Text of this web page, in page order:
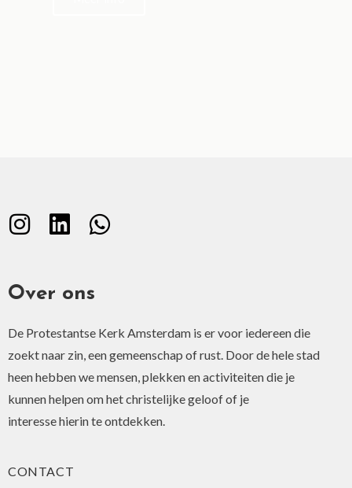
Over ons
De Protestantse Kerk Amsterdam is er voor iedereen die
zoekt naar zin, een gemeenschap of rust. Door de hele stad
heen hebben we mensen, plekken en activiteiten die je
kunnen helpen om het christelijke geloof of je
interesse hierin te ontdekken.
CONTACT